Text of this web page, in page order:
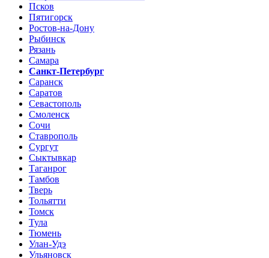
Псков
Пятигорск
Ростов-на-Дону
Рыбинск
Рязань
Самара
Санкт-Петербург
Саранск
Саратов
Севастополь
Смоленск
Сочи
Ставрополь
Сургут
Сыктывкар
Таганрог
Тамбов
Тверь
Тольятти
Томск
Тула
Тюмень
Улан-Удэ
Ульяновск